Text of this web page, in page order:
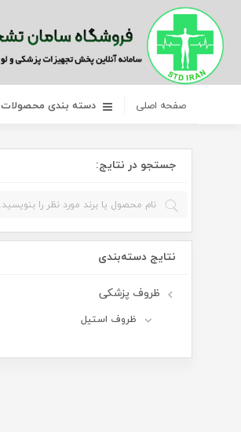
صفحه اصلی دسته بندی محصولات
جستجو در نتایج:
نتایج دسته‌بندی
ظروف پزشکی
ظروف استیل